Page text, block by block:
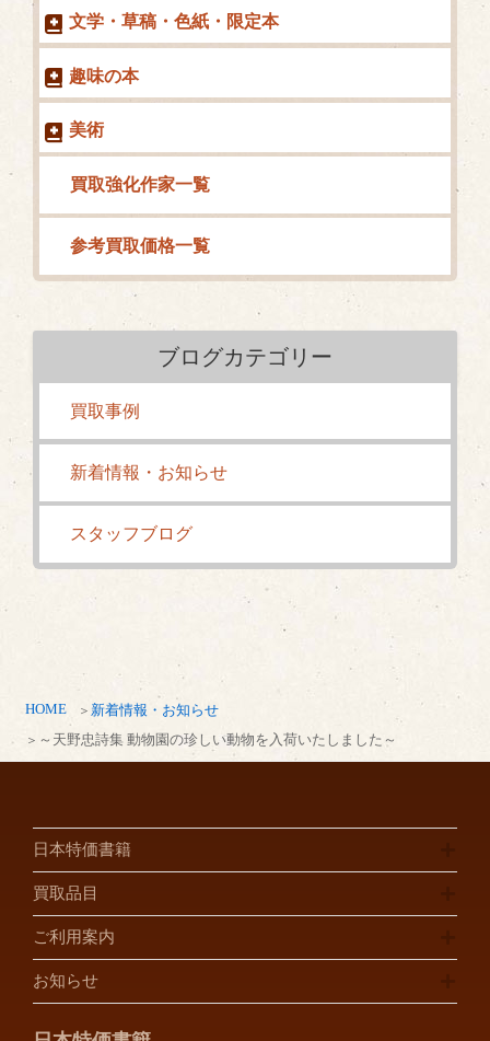
HOME
新着情報・お知らせ
～天野忠詩集 動物園の珍しい動物を入荷いたしました～
文学・草稿・色紙・限定本
趣味の本
美術
買取強化作家一覧
参考買取価格一覧
ブログカテゴリー
買取事例
新着情報・お知らせ
スタッフブログ
日本特価書籍
買取品目
ご利用案内
お知らせ